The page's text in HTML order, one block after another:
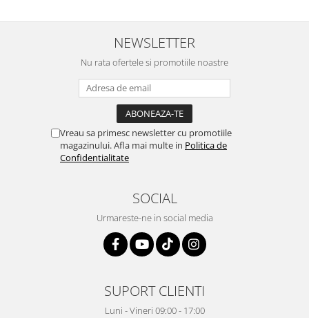
Castroane si adapatori animale
Igiena animale de companie
Mobila si transport animale de
Zgarzi, lese si hamuri
PC, Periferice & Software
Componente PC
Desktop PC & Monitoare
Imprimante, Scanere &
Retelistica & Supraveghere
Servere, Componente & UPS
Accesorii antrenament
NEWSLETTER
Nu rata ofertele si promotiile noastre
Vreau sa primesc newsletter cu promotiile
magazinului. Afla mai multe in Politica de
Confidentialitate
SOCIAL
Urmareste-ne in social media
SUPORT CLIENTI
Luni - Vineri 09:00 - 17:00